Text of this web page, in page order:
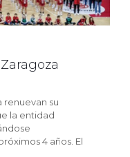
renuevan su
la entidad
4 años. El